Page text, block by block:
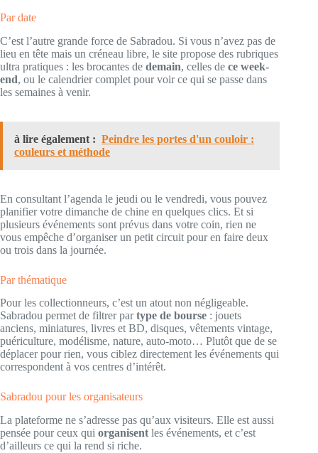
Par date
C’est l’autre grande force de Sabradou. Si vous n’avez pas de
lieu en tête mais un créneau libre, le site propose des rubriques
ultra pratiques : les brocantes de demain, celles de ce week-
end, ou le calendrier complet pour voir ce qui se passe dans
les semaines à venir.
à lire également : Peindre les portes d'un couloir :
couleurs et méthode
En consultant l’agenda le jeudi ou le vendredi, vous pouvez
planifier votre dimanche de chine en quelques clics. Et si
plusieurs événements sont prévus dans votre coin, rien ne
vous empêche d’organiser un petit circuit pour en faire deux
ou trois dans la journée.
Par thématique
Pour les collectionneurs, c’est un atout non négligeable.
Sabradou permet de filtrer partype de bourse : jouets
anciens, miniatures, livres et BD, disques, vêtements vintage,
puériculture, modélisme, nature, auto-moto… Plutôt que de se
déplacer pour rien, vous ciblez directement les événements qui
correspondent à vos centres d’intérêt.
Sabradou pour les organisateurs
La plateforme ne s’adresse pas qu’aux visiteurs. Elle est aussi
pensée pour ceux qui organisent les événements, et c’est
d’ailleurs ce qui la rend si riche.